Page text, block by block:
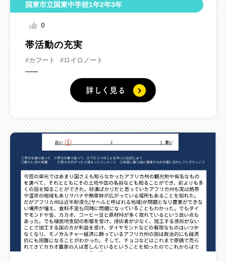
国東市立国東中学校1年2年3年
0
帯活動の充実
#カフート #ロイロノート
詳しく見る